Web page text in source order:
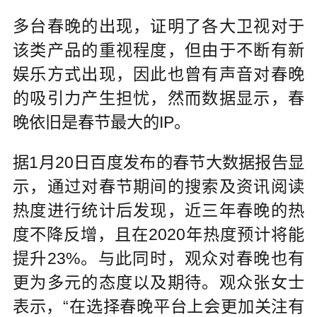
多台春晚的出现，证明了各大卫视对于
该类产品的重视程度，但由于不断有新
娱乐方式出现，因此也曾有声音对春晚
的吸引力产生担忧，然而数据显示，春
晚依旧是春节最大的IP。
据1月20日百度发布的春节大数据报告显
示，通过对春节期间的搜索及资讯阅读
热度进行统计后发现，近三年春晚的热
度不降反增，且在2020年热度预计将能
提升23%。与此同时，观众对春晚也有
更为多元的态度以及期待。观众张女士
表示，“在选择春晚平台上会更加关注有